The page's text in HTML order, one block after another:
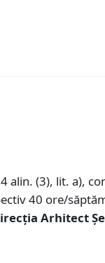
alin. (3), lit. a),
40 ore/
Arhitect